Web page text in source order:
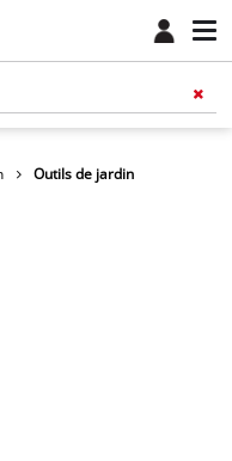
Outils de jardin